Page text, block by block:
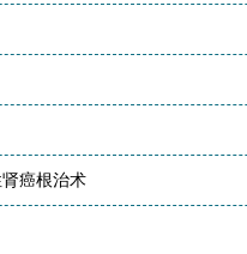
癌根治术